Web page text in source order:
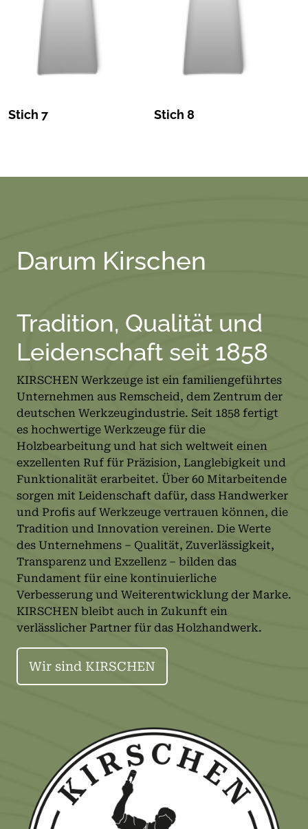
Stich 7 Stich 8
Darum Kirschen
Tradition, Qualität und
Leidenschaft seit 1858
KIRSCHEN Werkzeuge ist ein familiengeführtes
Unternehmen aus Remscheid, dem Zentrum der
deutschen Werkzeugindustrie. Seit 1858 fertigt
es hochwertige Werkzeuge für die
Holzbearbeitung und hat sich weltweit einen
exzellenten Ruf für Präzision, Langlebigkeit und
Funktionalität erarbeitet. Über 60 Mitarbeitende
sorgen mit Leidenschaft dafür, dass Handwerker
und Profis auf Werkzeuge vertrauen können, die
Tradition und Innovation vereinen. Die Werte
des Unternehmens – Qualität, Zuverlässigkeit,
Transparenz und Exzellenz – bilden das
Fundament für eine kontinuierliche
Verbesserung und Weiterentwicklung der Marke.
KIRSCHEN bleibt auch in Zukunft ein
verlässlicher Partner für das Holzhandwerk.
Wir sind KIRSCHEN